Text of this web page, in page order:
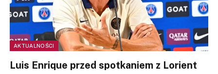
AKTUALNOŚCI
Luis Enrique przed spotkaniem z Lorient